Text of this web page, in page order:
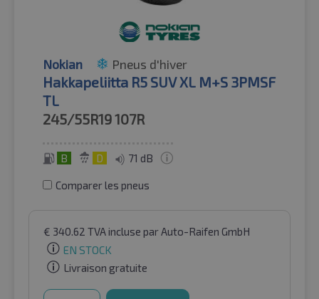
Nokian Pneus d'hiver
Hakkapeliitta R5 SUV XL M+S 3PMSF
TL
245/55R19107R
B D 71 dB
Comparer les pneus
€ 340.62 TVA incluse par Auto-Raifen GmbH
EN STOCK
Livraison gratuite